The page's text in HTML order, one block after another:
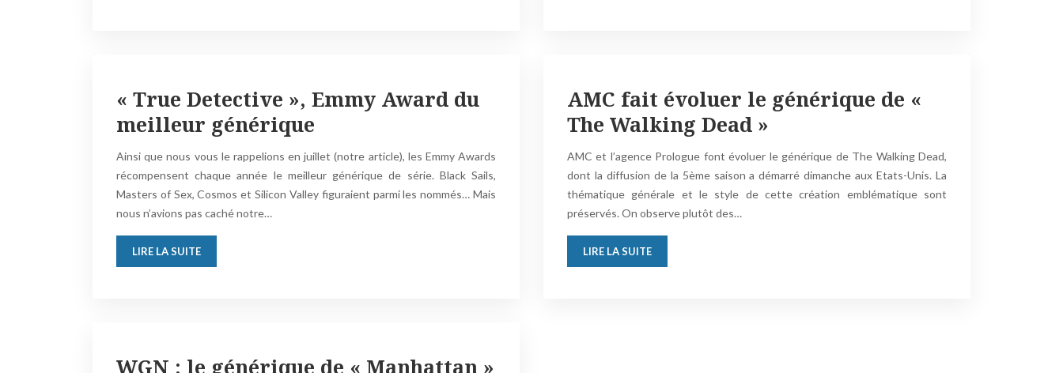
« True Detective », Emmy Award du
meilleur générique
Ainsi que nous vous le rappelions en juillet (notre article), les Emmy Awards
récompensent chaque année le meilleur générique de série. Black Sails,
Masters of Sex, Cosmos et Silicon Valley figuraient parmi les nommés… Mais
nous n’avions pas caché notre…
LIRE LA SUITE
AMC fait évoluer le générique de «
The Walking Dead »
AMC et l’agence Prologue font évoluer le générique de The Walking Dead,
dont la diffusion de la 5ème saison a démarré dimanche aux Etats-Unis. La
thématique générale et le style de cette création emblématique sont
préservés. On observe plutôt des…
LIRE LA SUITE
WGN : le générique de « Manhattan »